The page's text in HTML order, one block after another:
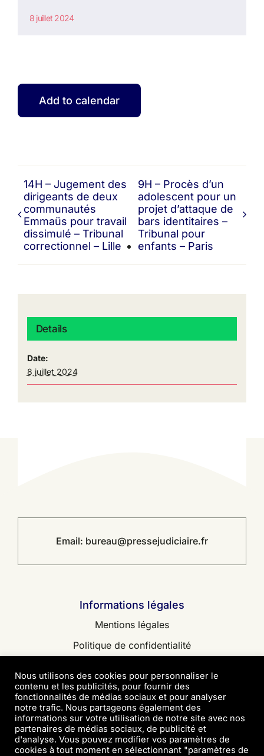
8 juillet 2024
Add to calendar
14H – Jugement des
dirigeants de deux
communautés
Emmaüs pour travail
dissimulé – Tribunal
correctionnel – Lille
9H – Procès d’un
adolescent pour un
projet d’attaque de
bars identitaires –
Tribunal pour
enfants – Paris
Details
Date:
8 juillet 2024
Email: bureau@pressejudiciaire.fr
Informations légales
Mentions légales
Politique de confidentialité
© 2026 • Copyright Presse Judiciaire
Nous utilisons des cookies pour personnaliser le
contenu et les publicités, pour fournir des
fonctionnalités de médias sociaux et pour analyser
notre trafic. Nous partageons également des
informations sur votre utilisation de notre site avec nos
partenaires de médias sociaux, de publicité et
d'analyse. Vous pouvez modifier vos paramètres de
cookies à tout moment en sélectionnant "paramètres de